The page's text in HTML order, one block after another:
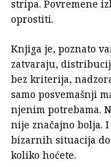
stripa. Povremene
oprostiti.
Knjiga je, poznato
zatvaraju,
bez kriterija,
samo posvemašnji
njenim potrebama.
nije značajno bolja.
bizarnih situacija
koliko hoćete.